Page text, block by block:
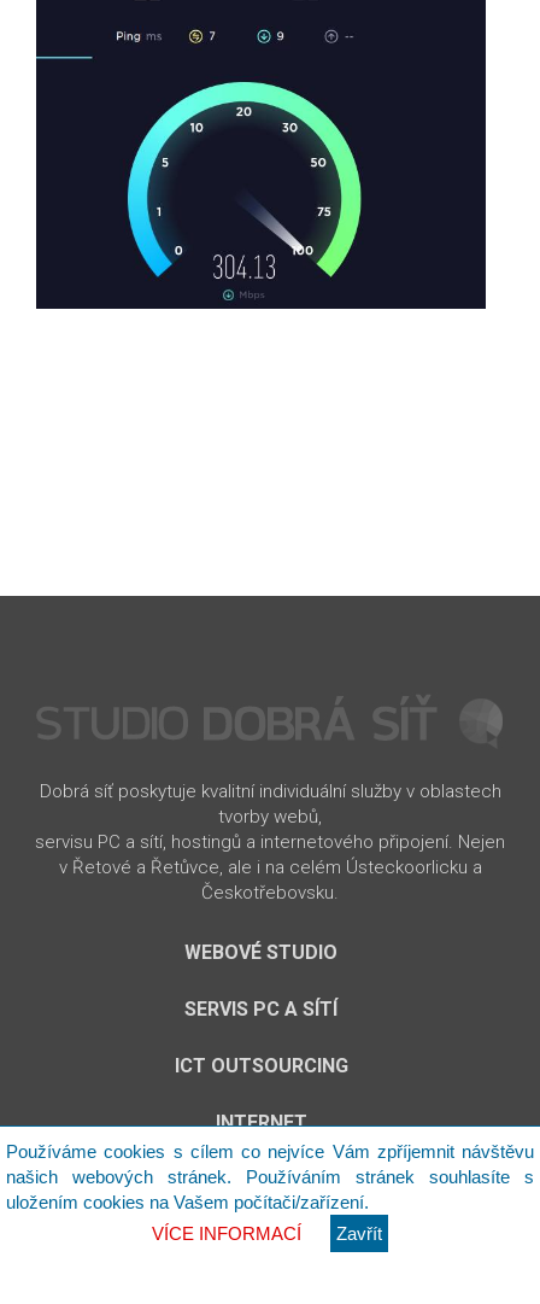
Dobrá síť poskytuje kvalitní individuální služby v oblastech
tvorby webů,
servisu PC a sítí, hostingů a internetového připojení. Nejen
v Řetové a Řetůvce, ale i na celém Ústeckoorlicku a
Českotřebovsku.
WEBOVÉ STUDIO
SERVIS PC A SÍTÍ
ICT OUTSOURCING
INTERNET
Jsme tým nekonvenčních mladých lidí, kteří hrají fér a
narovinu.
© 2013-2024 | Studio Dobrá síť
Používáme cookies s cílem co nejvíce Vám zpříjemnit návštěvu
našich webových stránek. Používáním stránek souhlasíte s
uložením cookies na Vašem počítači/zařízení.
VÍCE INFORMACÍ
Zavřít